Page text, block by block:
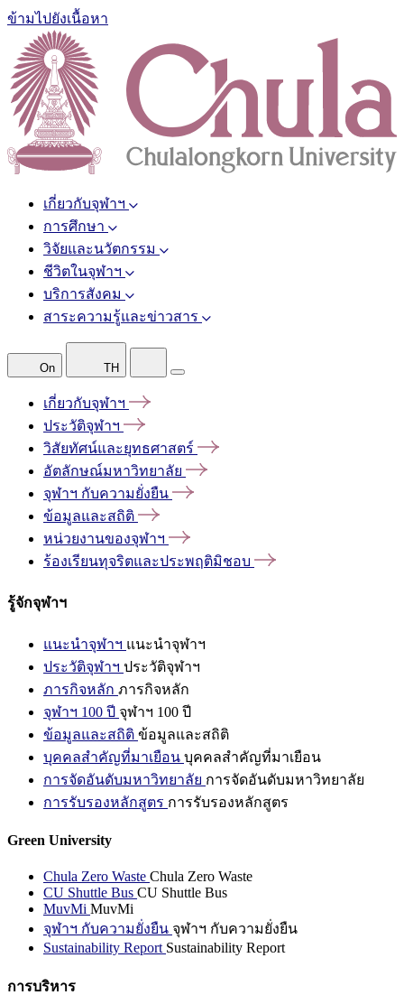
ข้ามไปยังเนื้อหา
เกี่ยวกับจุฬาฯ
การศึกษา
วิจัยและนวัตกรรม
ชีวิตในจุฬาฯ
บริการสังคม
สาระความรู้และข่าวสาร
On TH
เกี่ยวกับจุฬาฯ
ประวัติจุฬาฯ
วิสัยทัศน์และยุทธศาสตร์
อัตลักษณ์มหาวิทยาลัย
จุฬาฯ กับความยั่งยืน
ข้อมูลและสถิติ
หน่วยงานของจุฬาฯ
ร้องเรียนทุจริตและประพฤติมิชอบ
รู้จักจุฬาฯ
แนะนำจุฬาฯ แนะนำจุฬาฯ
ประวัติจุฬาฯ ประวัติจุฬาฯ
ภารกิจหลัก ภารกิจหลัก
จุฬาฯ 100 ปี จุฬาฯ 100 ปี
ข้อมูลและสถิติ ข้อมูลและสถิติ
บุคคลสำคัญที่มาเยือน บุคคลสำคัญที่มาเยือน
การจัดอันดับมหาวิทยาลัย การจัดอันดับมหาวิทยาลัย
การรับรองหลักสูตร การรับรองหลักสูตร
Green University
Chula Zero Waste Chula Zero Waste
CU Shuttle Bus CU Shuttle Bus
MuvMi MuvMi
จุฬาฯ กับความยั่งยืน จุฬาฯ กับความยั่งยืน
Sustainability Report Sustainability Report
การบริหาร